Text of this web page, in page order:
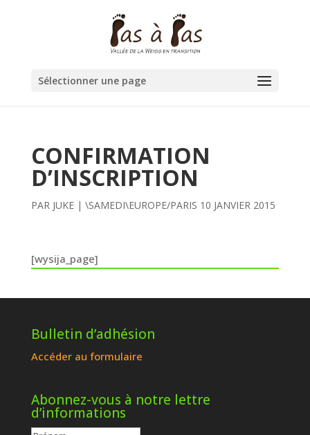
Sélectionner une page
CONFIRMATION
D’INSCRIPTION
PAR JUKE| \SAMEDI\EUROPE/PARIS 10 JANVIER 2015
[wysija_page]
Bulletin d’adhésion
Accéder au formulaire
Abonnez-vous à notre lettre
d’informations